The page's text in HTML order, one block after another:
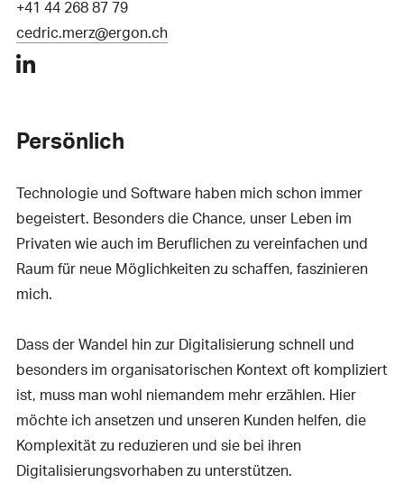
+41 44 268 87 79
cedric.merz@ergon.ch
Persönlich
Technologie und Software haben mich schon immer
begeistert. Besonders die Chance, unser Leben im
Privaten wie auch im Beruflichen zu vereinfachen und
Raum für neue Möglichkeiten zu schaffen, faszinieren
mich.
Dass der Wandel hin zur Digitalisierung schnell und
besonders im organisatorischen Kontext oft kompliziert
ist, muss man wohl niemandem mehr erzählen. Hier
möchte ich ansetzen und unseren Kunden helfen, die
Komplexität zu reduzieren und sie bei ihren
Digitalisierungsvorhaben zu unterstützen.